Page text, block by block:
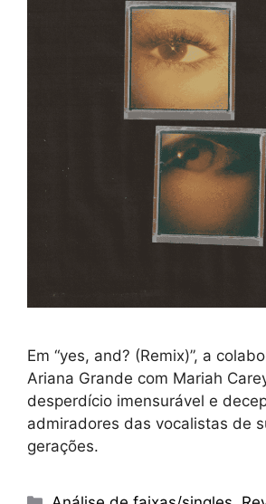
Em “yes, and? (Remix)”, a
Ariana Grande com Mariah
desperdício imensurável e
admiradores das vocalistas de
gerações.
Categorias